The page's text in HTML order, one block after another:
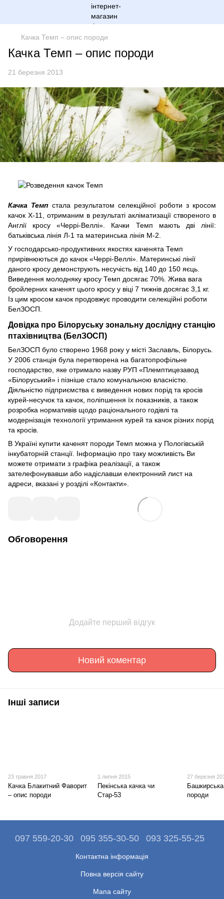
Качка Темп – опис породи
Качка Темп – опис породи
21 березня 2013
Качка Темп стала результатом селекційної роботи з кросом
качок Х-11, отриманим в результаті акліматизації створеного в
Англії кросу «Черрі-Веллі». Качки Темп мають дві лінії:
батьківська лінія Л-1 та материнська лінія М-2.
У господарсько-продуктивних якостях каченята Темп
прирівнюються до качок «Черрі-Веллі». Материнські лінії
даного кросу демонструють несучість від 140 до 150 яєць.
Виведення молодняку ​​кросу Темп досягає 70%. Жива вага
бройлерних каченят цього кросу у віці 7 тижнів досягає 3,1 кг.
Із цим кросом качок продовжує проводити селекційні роботи
БелЗОСП.
Довідка про Білоруську зональну дослідну станцію
птахівництва (БелЗОСП)
БелЗОСП було створено 1968 року у місті Заславль, Білорусь.
У 2006 станція була перетворена на багатопрофільне
господарство, яке отримало назву РУП «Племптицезавод
«Білоруський» і пізніше стало комунальною власністю.
Діяльністю підприємства є виведення нових порід та кросів
курей-несучок та качок, поліпшення їх показників, а також
розробка нормативів щодо раціонального годівлі та
модернізація технології утримання курей та качок різних порід
та кросів.
В Україні купити каченят породи Темп можна у Пологівській
інкубаторній станції. Інформацію про таку можливість Ви
можете отримати з графіка реалізації, а також
зателефонувавши або надіславши електронний лист на
адреси, вказані у розділі «Контакти».
Обговорення
Додайте перший відгук
Новий коментар
Інші записи
23 травня 2017
Качка Блакитний Фаворит
– опис породи
1 липня 2015
Пекінська качка чи
Стар-53
27 березня
породи
097 559-20-30 095 355-30-50 093 325-55-25
Контактна інформація
Повна версія сайту
Мапа сайту